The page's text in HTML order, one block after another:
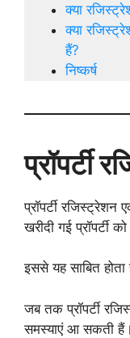
क्या
क्या
हैं?
निष्कर्ष
प्रॉपर्टी
प्रॉपर्टी रजिस्ट्रेशन
खरीदी गई प्रॉपर्टी
इससे यह साबित
जब तक प्रॉपर्टी
समस्याएं आ सकती हैं।